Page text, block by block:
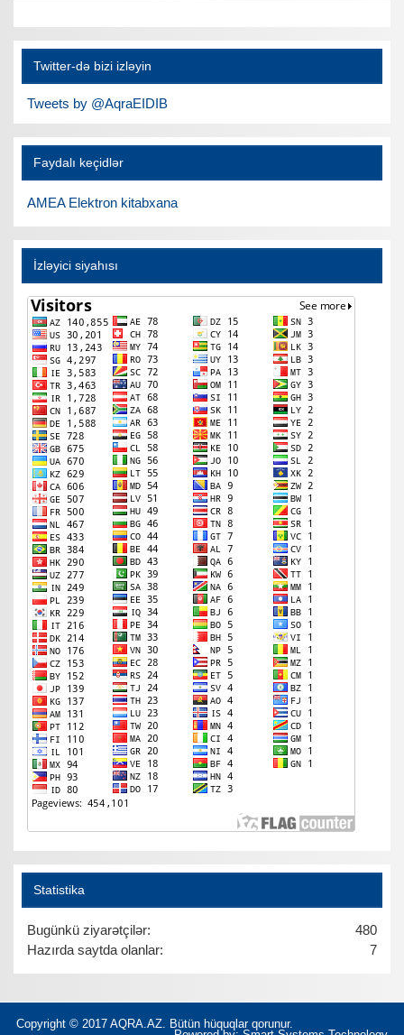
Twitter-də bizi izləyin
Tweets by @AqraEIDIB
Faydalı keçidlər
AMEA Elektron kitabxana
İzləyici siyahısı
Statistika
480
Bugünkü ziyarətçilər:
7
Hazırda saytda olanlar:
Copyright © 2017 AQRA.AZ. Bütün hüquqlar qorunur.